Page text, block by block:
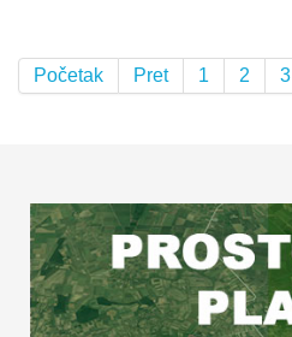
Početak Pret 1 2 3